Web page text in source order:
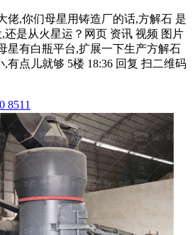
佬,你们母星用铸造厂的话,方解石 是
还是从火星运？网页 资讯 视频 图片
星有白瓶平台,扩展一下生产方解石
有点儿就够 5楼 18:36 回复 扫二维码
8511